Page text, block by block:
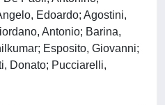
Edoardo; Agostini,
Antonio; Barina,
Esposito, Giovanni;
Donato; Pucciarelli,